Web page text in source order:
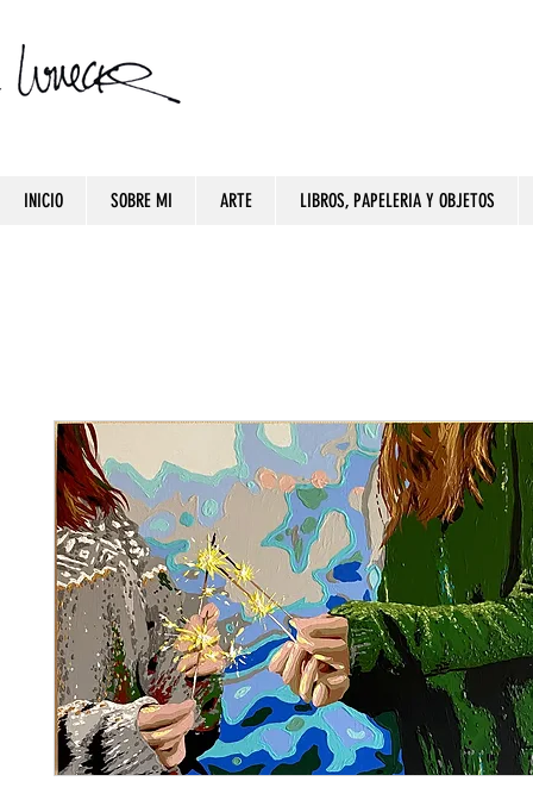
INICIO SOBRE MI ARTE LIBROS, PAPELERIA Y OBJETOS